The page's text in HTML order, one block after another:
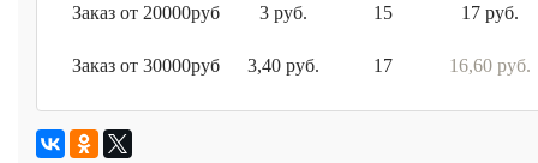
Заказ от 20000руб 3 руб. 15 17 руб.
Заказ от 30000руб 3,40 руб. 17 16,60 руб.